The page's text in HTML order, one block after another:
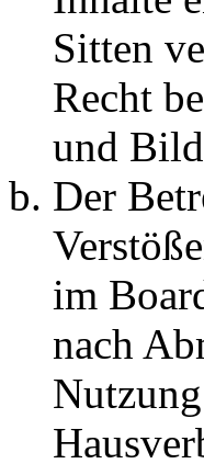
Sitten
Recht
und
Der
im
nach